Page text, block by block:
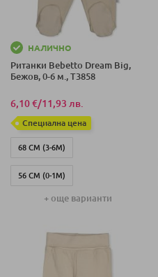
НАЛИЧНО
Ританки Bebetto Dream Big,
Бежов, 0-6 м., T3858
6,10 €/11,93 лв.
Специална цена
68 СМ (3-6М)
56 СМ (0-1М)
62 СМ (1-3 М)
+ още варианти